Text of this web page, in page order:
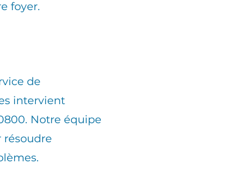
foyer.
de
intervient
Notre équipe